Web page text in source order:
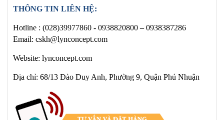
THÔNG TIN LIÊN HỆ:
Hotline : (028)39977860 - 0938820800 – 0938387286
Email: cskh@lynconcept.com
Website: lynconcept.com
Địa chỉ: 68/13 Đào Duy Anh, Phường 9, Quận Phú Nhuận